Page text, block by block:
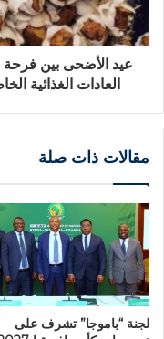
عيد الأضحى بين فرحة
العادات الغذائية
مقالات ذات صلة
لجنة “باموجا” تشرف على